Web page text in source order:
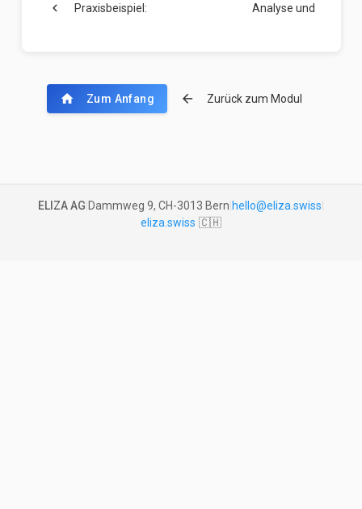
chevron_left Praxisbeispiel: Analyse und
home Zum Anfang arrow_back Zurück zum Modul
ELIZA AG Dammweg 9, CH-3013 Bern hello@eliza.swiss
eliza.swiss 🇨🇭